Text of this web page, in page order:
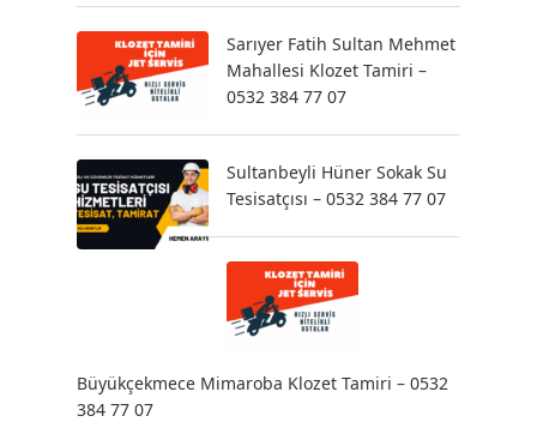
Sarıyer Fatih Sultan Mehmet
Mahallesi Klozet Tamiri –
0532 384 77 07
Sultanbeyli Hüner Sokak Su
Tesisatçısı – 0532 384 77 07
Büyükçekmece Mimaroba Klozet Tamiri – 0532
384 77 07